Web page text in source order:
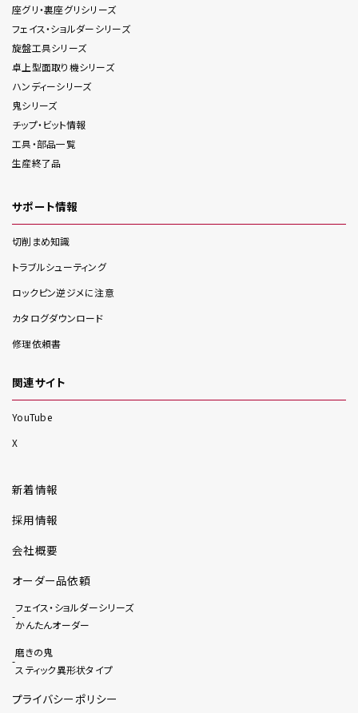
座グリ・裏座グリシリーズ
フェイス・ショルダーシリーズ
旋盤工具シリーズ
卓上型面取り機シリーズ
ハンディーシリーズ
鬼シリーズ
チップ・ビット情報
工具・部品一覧
生産終了品
サポート情報
切削まめ知識
トラブルシューティング
ロックピン逆ジメに注意
カタログダウンロード
修理依頼書
関連サイト
YouTube
X
新着情報
採用情報
会社概要
オーダー品依頼
フェイス・ショルダーシリーズ
かんたんオーダー
磨きの鬼
スティック異形状タイプ
プライバシーポリシー